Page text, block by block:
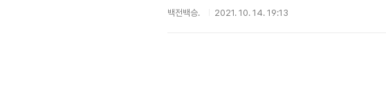
백전백승. 2021. 10. 14. 19:13